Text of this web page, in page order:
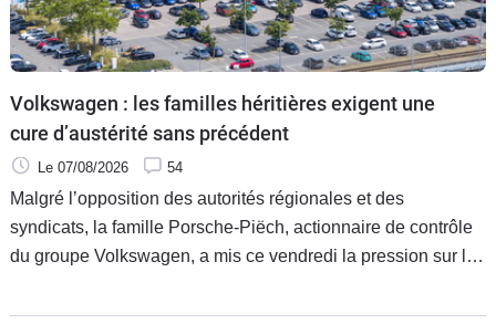
Volkswagen : les familles héritières exigent une
cure d’austérité sans précédent
Le 07/08/2026 54
Malgré l’opposition des autorités régionales et des
syndicats, la famille Porsche-Piëch, actionnaire de contrôle
du groupe Volkswagen, a mis ce vendredi la pression sur la
impliquant la fermeture de 4 usines et la suppression de